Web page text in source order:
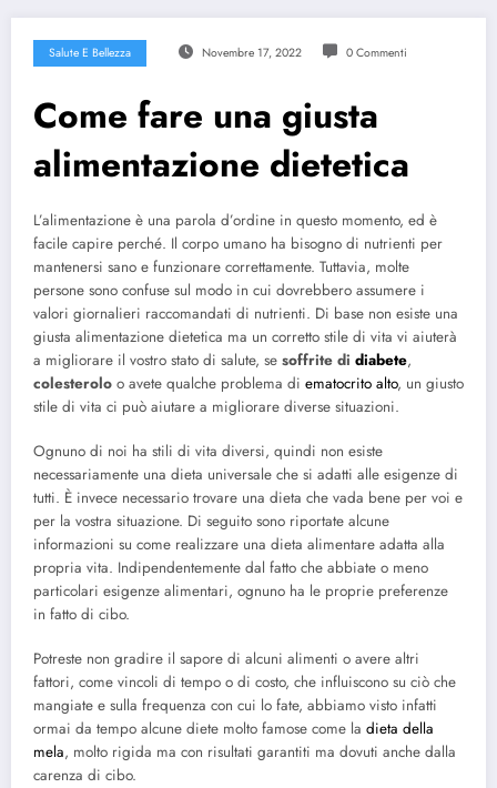
Salute E Bellezza Novembre 17, 2022 0 Commenti
Come fare una giusta
alimentazione dietetica
L’alimentazione è una parola d’ordine in questo momento, ed è
facile capire perché. Il corpo umano ha bisogno di nutrienti per
mantenersi sano e funzionare correttamente. Tuttavia, molte
persone sono confuse sul modo in cui dovrebbero assumere i
valori giornalieri raccomandati di nutrienti. Di base non esiste una
giusta alimentazione dietetica ma un corretto stile di vita vi aiuterà
a migliorare il vostro stato di salute, se soffrite di diabete,
colesterolo o avete qualche problema di ematocrito alto, un giusto
stile di vita ci può aiutare a migliorare diverse situazioni.
Ognuno di noi ha stili di vita diversi, quindi non esiste
necessariamente una dieta universale che si adatti alle esigenze di
tutti. È invece necessario trovare una dieta che vada bene per voi e
per la vostra situazione. Di seguito sono riportate alcune
informazioni su come realizzare una dieta alimentare adatta alla
propria vita. Indipendentemente dal fatto che abbiate o meno
particolari esigenze alimentari, ognuno ha le proprie preferenze
in fatto di cibo.
Potreste non gradire il sapore di alcuni alimenti o avere altri
fattori, come vincoli di tempo o di costo, che influiscono su ciò che
mangiate e sulla frequenza con cui lo fate, abbiamo visto infatti
ormai da tempo alcune diete molto famose come la dieta della
mela, molto rigida ma con risultati garantiti ma dovuti anche dalla
carenza di cibo.